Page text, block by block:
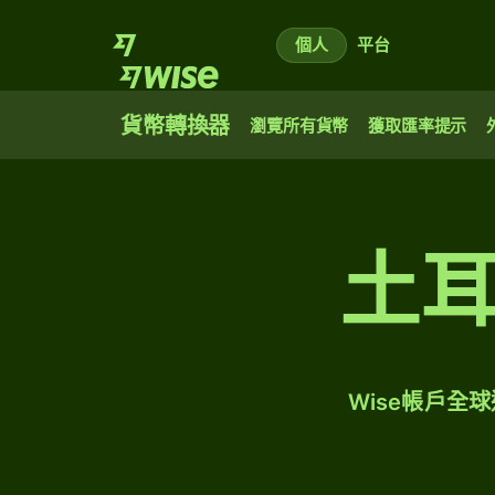
個人 平台
貨幣轉換器 瀏覽所有貨幣 獲取匯率提示
土
Wise帳戶全球